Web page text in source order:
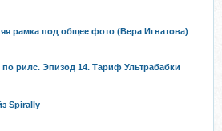
рамка под общее фото (Вера Игнатова)
рилс. Эпизод 14. Тариф Ультрабабки
Spirally